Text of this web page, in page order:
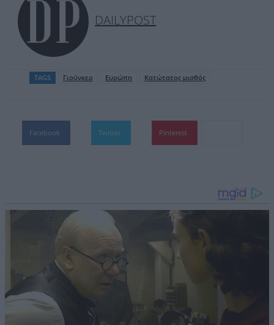
DAILYPOST
TAGS Γιούνκερ Ευρώπη Κατώτατος μισθός
Facebook Twitter Pinterest